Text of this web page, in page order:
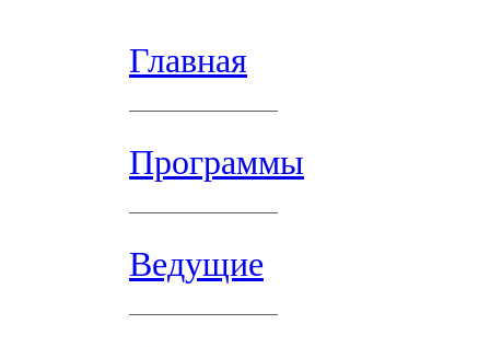
Главная
Программы
Ведущие